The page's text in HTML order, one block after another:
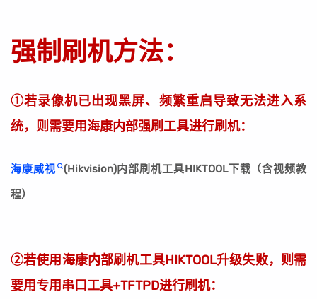
强制刷机方法：
①若录像机已出现黑屏、频繁重启导致无法进入系
统，则需要用海康内部强刷工具进行刷机：
海康威视
(Hikvision)内部刷机工具HIKTOOL下载（含视频教
程）
②若使用海康内部刷机工具HIKTOOL升级失败，则需
要用专用串口工具+TFTPD进行刷机：